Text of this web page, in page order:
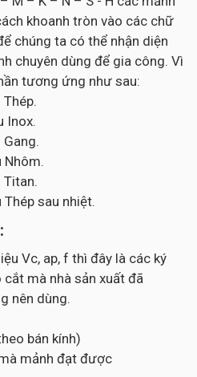
khoanh tròn vào các chữ
chúng ta có thể nhận diện
chuyên dùng để gia công. Vì
tương ứng như sau:
Inox.
Nhôm.
Titan.
sau nhiệt.
Vc, ap, f thì đây là các ký
cắt mà nhà sản xuất đã
nên dùng.
bán kính)
mảnh đạt được